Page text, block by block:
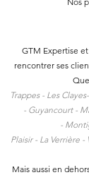
GTM Expertise
rencontrer ses
Trappes - Les
- Guyancourt -
-
Plaisir - La Verrière -
Mais aussi en